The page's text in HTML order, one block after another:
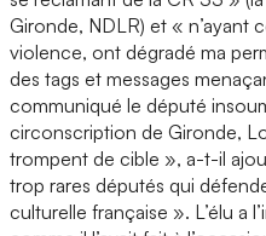
Gironde, NDLR) et « n’ayant
violence, ont dégradé ma
des tags et messages
communiqué le député
circonscription de Gironde,
trompent de cible », a-t-il
trop rares députés qui
culturelle française ». L’élu a